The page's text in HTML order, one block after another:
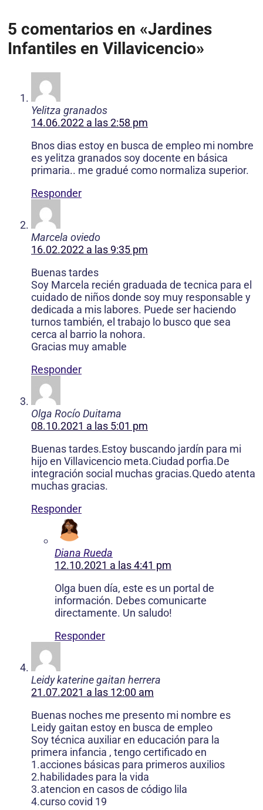
5 comentarios en «Jardines
Infantiles en Villavicencio»
Yelitza granados
14.06.2022 a las 2:58 pm
Bnos dias estoy en busca de empleo mi nombre
es yelitza granados soy docente en básica
primaria.. me gradué como normaliza superior.
Responder
Marcela oviedo
16.02.2022 a las 9:35 pm
Buenas tardes
Soy Marcela recién graduada de tecnica para el
cuidado de niños donde soy muy responsable y
dedicada a mis labores. Puede ser haciendo
turnos también, el trabajo lo busco que sea
cerca al barrio la nohora.
Gracias muy amable
Responder
Olga Rocío Duitama
08.10.2021 a las 5:01 pm
Buenas tardes.Estoy buscando jardín para mi
hijo en Villavicencio meta.Ciudad porfia.De
integración social muchas gracias.Quedo atenta
muchas gracias.
Responder
Diana Rueda
12.10.2021 a las 4:41 pm
Olga buen día, este es un portal de
información. Debes comunicarte
directamente. Un saludo!
Responder
Leidy katerine gaitan herrera
21.07.2021 a las 12:00 am
Buenas noches me presento mi nombre es
Leidy gaitan estoy en busca de empleo
Soy técnica auxiliar en educación para la
primera infancia , tengo certificado en
1.acciones básicas para primeros auxilios
2.habilidades para la vida
3.atencion en casos de código lila
4.curso covid 19